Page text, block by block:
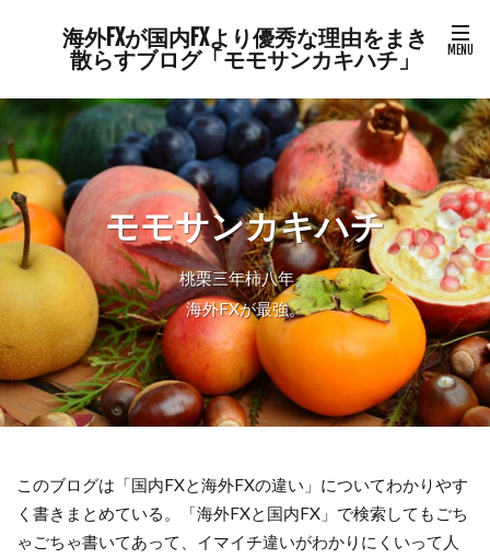
海外FXが国内FXより優秀な理由をまき
散らすブログ「モモサンカキハチ」
モモサンカキハチ
桃栗三年柿八年。
海外FXが最強。
このブログは「国内FXと海外FXの違い」についてわかりやす
く書きまとめている。「海外FXと国内FX」で検索してもごち
ゃごちゃ書いてあって、イマイチ違いがわかりにくいって人